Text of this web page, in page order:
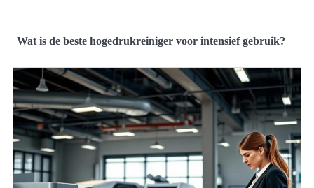
Wat is de beste hogedrukreiniger voor intensief gebruik?